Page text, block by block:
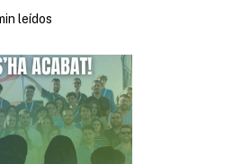
leídos